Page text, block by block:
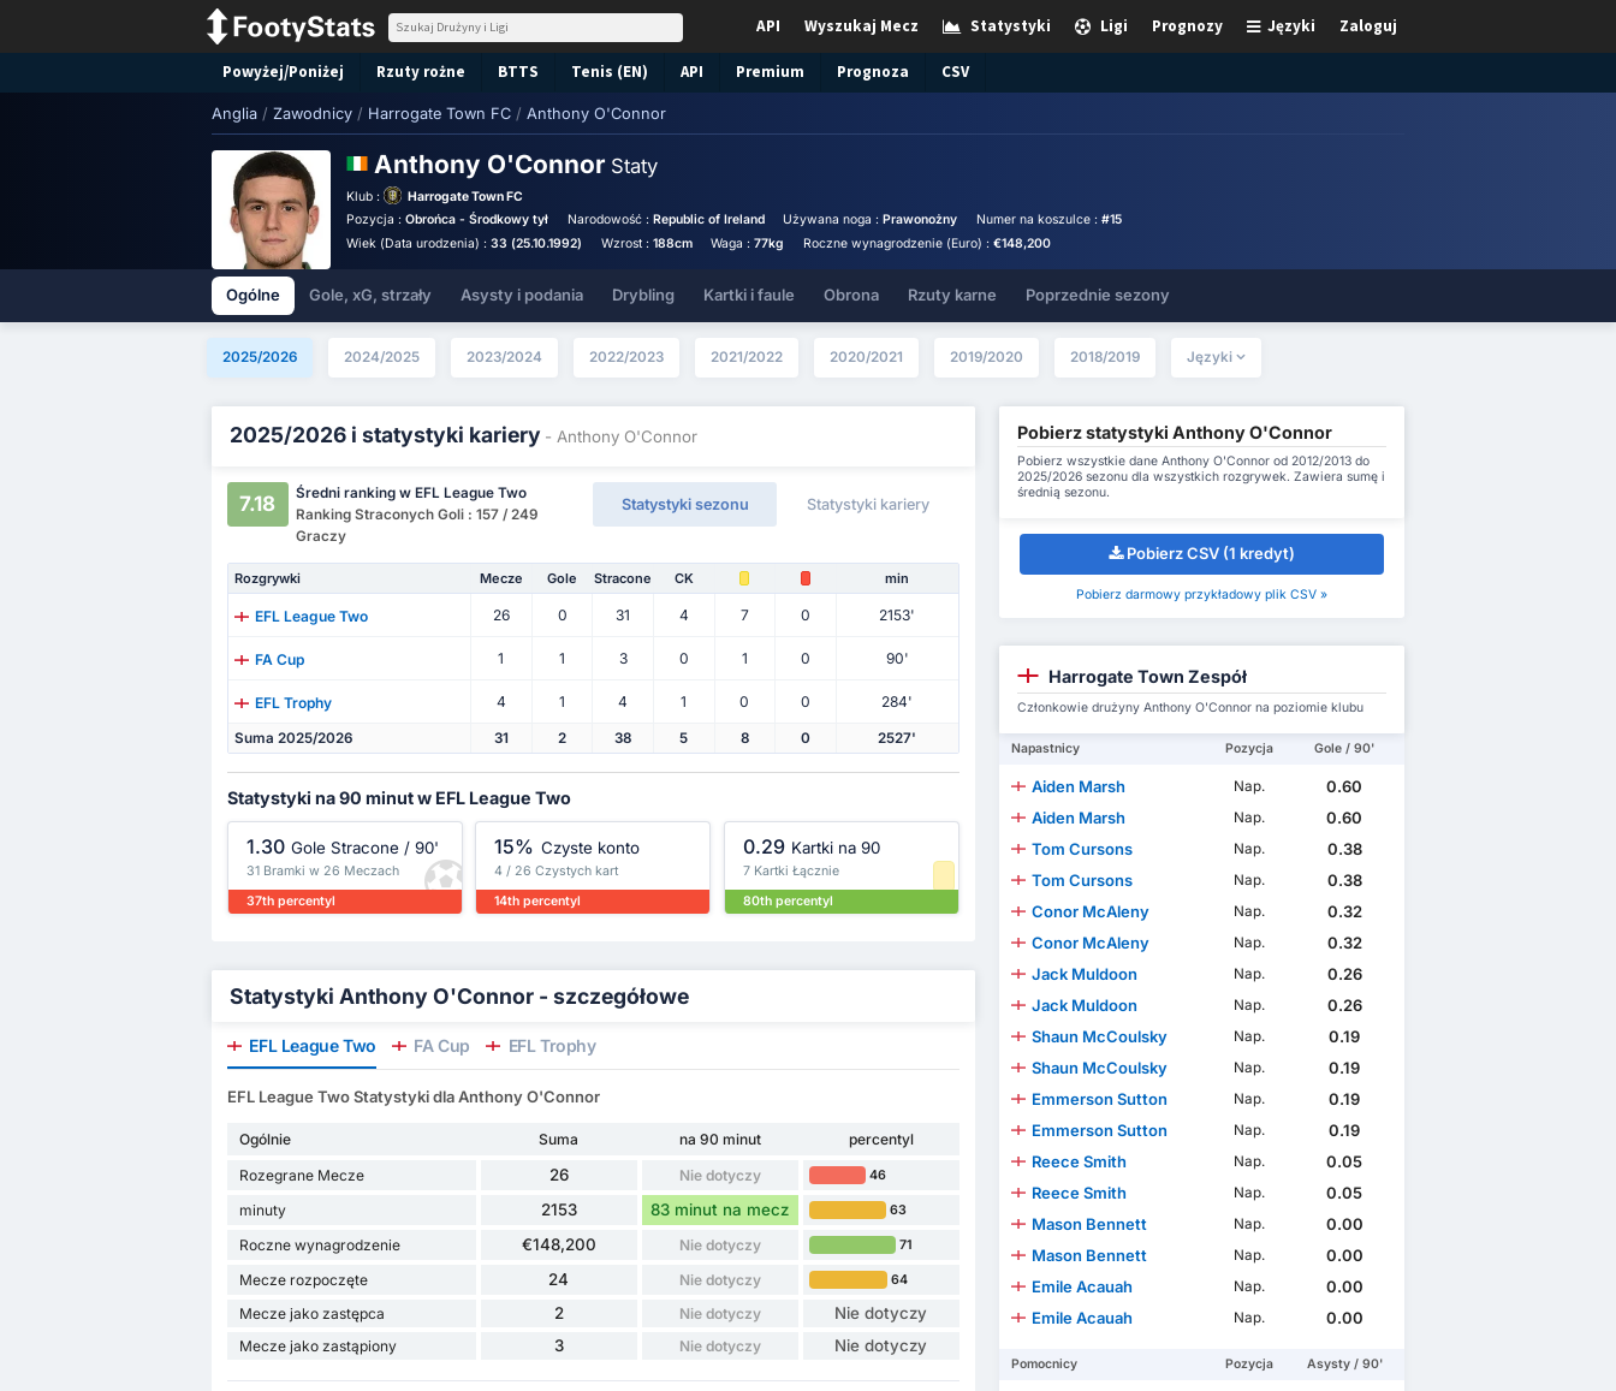
Zaloguj
Języki
Prognozy
Ligi
Statystyki
Wyszukaj Mecz
API
Powyżej/Poniżej Rzuty rożne BTTS Tenis (EN) API Premium Prognoza CSV
Anglia / Zawodnicy / Harrogate Town FC / Anthony O'Connor
Anthony O'Connor Staty
Klub :
Harrogate Town FC
Pozycja :Obrońca - Środkowy tył Narodowość : Republic of Ireland Używana noga :Prawonożny Numer na koszulce : #15
Wiek (Data urodzenia) :33 (25.10.1992) Wzrost : 188cm Waga :77kg Roczne wynagrodzenie (Euro) : €148,200
Ogólne Gole, xG, strzały Asysty i podania Drybling Kartki i faule Obrona Rzuty karne Poprzednie sezony
2025/2026 2024/2025 2023/2024 2022/2023 2021/2022 2020/2021 2019/2020 2018/2019 Języki
2025/2026 i statystyki kariery - Anthony O'Connor
7.18
Średni ranking w EFL League Two
Ranking Straconych Goli : 157 / 249
Graczy
Statystyki sezonu Statystyki kariery
Rozgrywki Mecze Gole Stracone CK min
EFL League Two 26 0 31 4 7 0 2153'
FA Cup 1 1 3 0 1 0 90'
EFL Trophy 4 1 4 1 0 0 284'
Suma 2025/2026 31 2 38 5 8 0 2527'
Statystyki na 90 minut w EFL League Two
1.30 Gole Stracone / 90'
31 Bramki w 26 Meczach
37th percentyl
15% Czyste konto
4 / 26 Czystych kart
14th percentyl
0.29 Kartki na 90
7 Kartki Łącznie
80th percentyl
Statystyki Anthony O'Connor - szczegółowe
EFL League Two FA Cup EFL Trophy
EFL League Two Statystyki dla Anthony O'Connor
Ogólnie Suma na 90 minut
percentyl
Rozegrane Mecze
26 Nie dotyczy 46
minuty 2153 83 minut na mecz 63
Roczne wynagrodzenie €148,200 Nie dotyczy 71
Mecze rozpoczęte 24 Nie dotyczy 64
Mecze jako zastępca 2 Nie dotyczy Nie dotyczy
Mecze jako zastąpiony 3 Nie dotyczy Nie dotyczy
Pobierz statystyki Anthony O'Connor
Pobierz wszystkie dane Anthony O'Connor od 2012/2013 do
2025/2026 sezonu dla wszystkich rozgrywek. Zawiera sumę i
średnią sezonu.
Pobierz CSV (1 kredyt)
Pobierz darmowy przykładowy plik CSV »
Harrogate Town Zespół
Członkowie drużyny Anthony O'Connor na poziomie klubu
Napastnicy Pozycja Gole / 90'
Aiden Marsh Nap.
0.60
Aiden Marsh
Nap.
0.60
Tom Cursons
Nap.
0.38
Tom Cursons
Nap.
0.38
Conor McAleny
Nap.
0.32
Conor McAleny
Nap.
0.32
Jack Muldoon
Nap.
0.26
Jack Muldoon
Nap.
0.26
Shaun McCoulsky
Nap.
0.19
Shaun McCoulsky
Nap.
0.19
Emmerson Sutton
Nap.
0.19
Emmerson Sutton
Nap.
0.19
Reece Smith
Nap.
0.05
Reece Smith
Nap.
0.05
Mason Bennett
Nap.
0.00
Mason Bennett
Nap.
0.00
Emile Acauah
Nap.
0.00
Emile Acauah
Nap. 0.00
Pomocnicy Pozycja Asysty / 90'